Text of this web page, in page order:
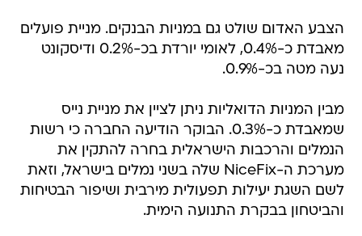
הצבע האדום שולט גם במניות הבנקים. מניית פועלים
מאבדת כ-0.4%, לאומי יורדת בכ-0.2% ודיסקונט
נעה מטה בכ-0.9%.
מבין המניות הדואליות ניתן לציין את מניית נייס
שמאבדת כ-0.3%. הבוקר הודיעה החברה כי רשות
הנמלים והרכבות הישראלית בחרה להתקין את
מערכת ה-NiceFix שלה בשני נמלים בישראל, וזאת
לשם השגת יעילות תפעולית מירבית ושיפור הבטיחות
והביטחון בבקרת התנועה הימית.